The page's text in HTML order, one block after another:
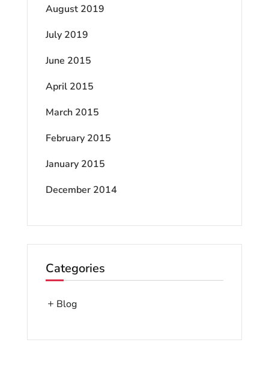
August 2019
July 2019
June 2015
April 2015
March 2015
February 2015
January 2015
December 2014
Categories
Blog